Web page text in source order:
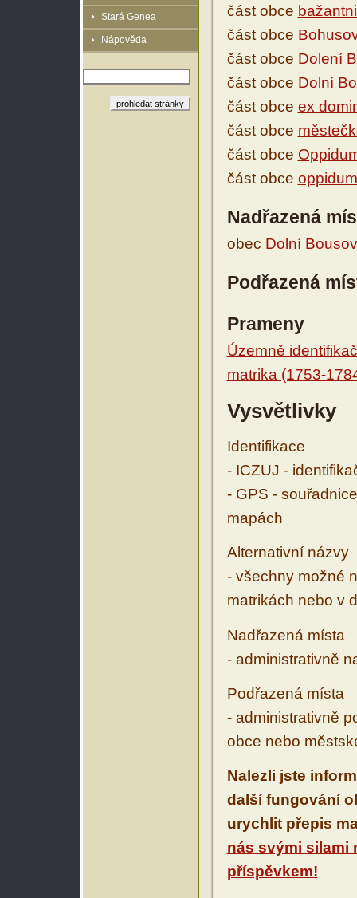
Stará Genea
Nápověda
část obce
část obce
část obce Dolení
část obce Dolní
část obce ex
část obce
část obce
část obce
Nadřazená
obec Dolní Bousov
Podřazená
Prameny
Územně
matrika (1753-
Vysvětlivky
Identifikace
- ICZUJ -
- GPS -
mapách
Alternativní názvy
- všechny možné
matrikách nebo v
Nadřazená místa
- administrativně
Podřazená místa
- administrativně
obce nebo
Nalezli jste
další fungování
urychlit přepis
nás svými silami
příspěvkem!